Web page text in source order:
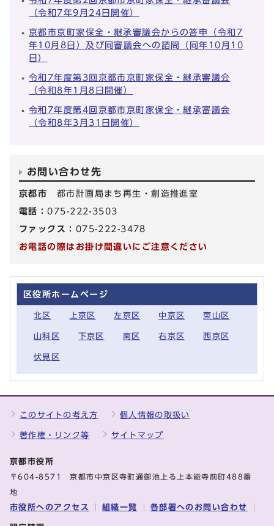
（令和7年9月24日開催）
京都市京町家保全・継承審議会からの答申（令和7
年10月8日）及び同審議会への諮問（同年10月10
日）
令和7年度第3回京都市京町家保全・継承審議会
（令和8年1月8日開催）
令和7年度第4回京都市京町家保全・継承審議会
（令和8年3月31日開催）
お問い合わせ先
京都市 都市計画局まち再生・創造推進室
電話：075-222-3503
ファックス： 075-222-3478
お電話の際はお掛け間違いにご注意ください
区役所ホームページ
北区 上京区 左京区 中京区 東山区
山科区 下京区 南区 右京区 西京区
伏見区
このサイトの考え方 個人情報の取扱い
著作権・リンク等 サイトマップ
京都市役所
〒604-8571 京都市中京区寺町通御池上る上本能寺前町488番
地
市役所へのアクセス 組織一覧 各部署へのお問い合わせ